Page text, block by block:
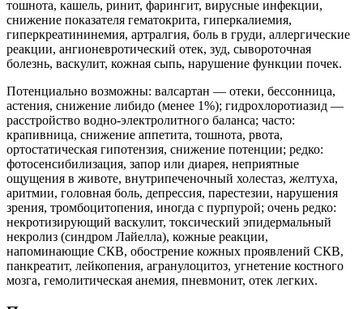
тошнота, кашель, ринит, фарингит, вирусные инфекции,
снижение показателя гематокрита, гиперкалиемия,
гиперкреатининемия, артралгия, боль в груди, аллергические
реакции, ангионевротический отек, зуд, сывороточная
болезнь, васкулит, кожная сыпь, нарушение функции почек.
Потенциально возможны: валсартан — отеки, бессонница,
астения, снижение либидо (менее 1%); гидрохлоротиазид —
расстройство водно-электролитного баланса; часто:
крапивница, снижение аппетита, тошнота, рвота,
ортостатическая гипотензия, снижение потенции; редко:
фотосенсибилизация, запор или диарея, неприятные
ощущения в животе, внутрипеченочный холестаз, желтуха,
аритмии, головная боль, депрессия, парестезии, нарушения
зрения, тромбоцитопения, иногда с пурпурой; очень редко:
некротизирующий васкулит, токсический эпидермальный
некролиз (синдром Лайелла), кожные реакции,
напоминающие СКВ, обострение кожных проявлений СКВ,
панкреатит, лейкопения, агранулоцитоз, угнетение костного
мозга, гемолитическая анемия, пневмонит, отек легких.